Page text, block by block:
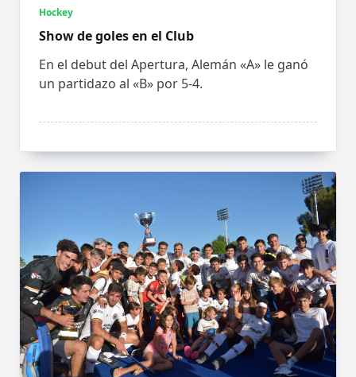
Hockey
Show de goles en el Club
En el debut del Apertura, Alemán «A» le ganó
un partidazo al «B» por 5-4.